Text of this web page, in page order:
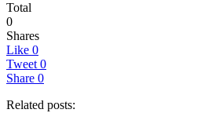
Total
0
Shares
Like 0
Tweet 0
Share 0
Related posts: